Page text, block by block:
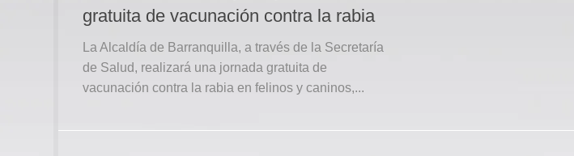
gratuita de vacunación contra la rabia
La Alcaldía de Barranquilla, a través de la Secretaría
de Salud, realizará una jornada gratuita de
vacunación contra la rabia en felinos y caninos,...